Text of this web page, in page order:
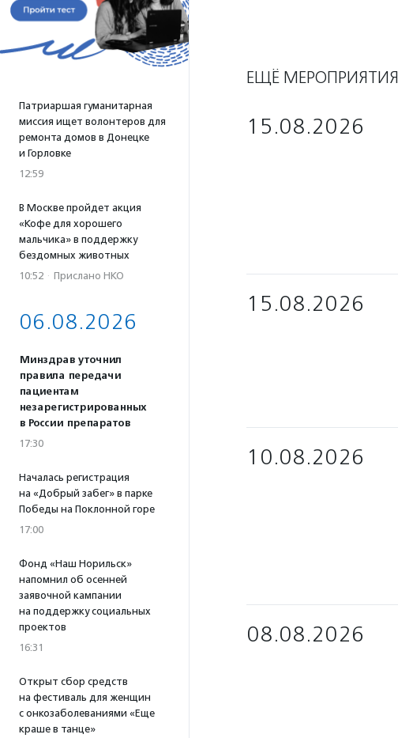
Патриаршая гуманитарная
миссия ищет волонтеров для
ремонта домов в Донецке
и Горловке
12:59
В Москве пройдет акция
«Кофе для хорошего
мальчика» в поддержку
бездомных животных
10:52 · Прислано НКО
06.08.2026
Минздрав уточнил
правила передачи
пациентам
незарегистрированных
в России препаратов
17:30
Началась регистрация
на «Добрый забег» в парке
Победы на Поклонной горе
17:00
Фонд «Наш Норильск»
напомнил об осенней
заявочной кампании
на поддержку социальных
проектов
16:31
Открыт сбор средств
на фестиваль для женщин
с онкозаболеваниями «Еще
краше в танце»
ЕЩЁ МЕРОПРИЯТИЯ
15.08.2026
15.08.2026
10.08.2026
08.08.2026